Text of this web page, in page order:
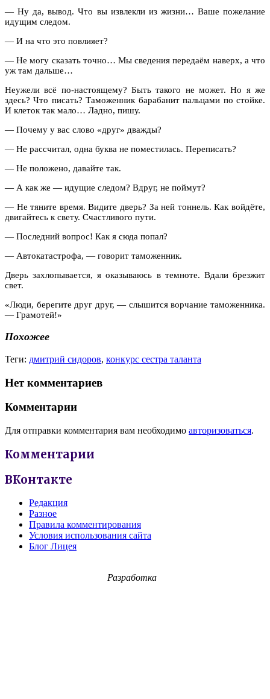
— Ну да, вывод. Что вы извлекли из жизни… Ваше пожелание
идущим следом.
— И на что это повлияет?
— Не могу сказать точно… Мы сведения передаём наверх, а что
уж там дальше…
Неужели всё по-настоящему? Быть такого не может. Но я же
здесь? Что писать? Таможенник барабанит пальцами по стойке.
И клеток так мало… Ладно, пишу.
— Почему у вас слово «друг» дважды?
— Не рассчитал, одна буква не поместилась. Переписать?
— Не положено, давайте так.
— А как же — идущие следом? Вдруг, не поймут?
— Не тяните время. Видите дверь? За ней тоннель. Как войдёте,
двигайтесь к свету. Счастливого пути.
— Последний вопрос! Как я сюда попал?
— Автокатастрофа, — говорит таможенник.
Дверь захлопывается, я оказываюсь в темноте. Вдали брезжит
свет.
«Люди, берегите друг друг, — слышится ворчание таможенника.
— Грамотей!»
Похожее
Теги: дмитрий сидоров, конкурс сестра таланта
Нет комментариев
Комментарии
Для отправки комментария вам необходимо авторизоваться.
Комментарии
ВКонтакте
Редакция
Разное
Правила комментирования
Условия использования сайта
Блог Лицея
Разработка